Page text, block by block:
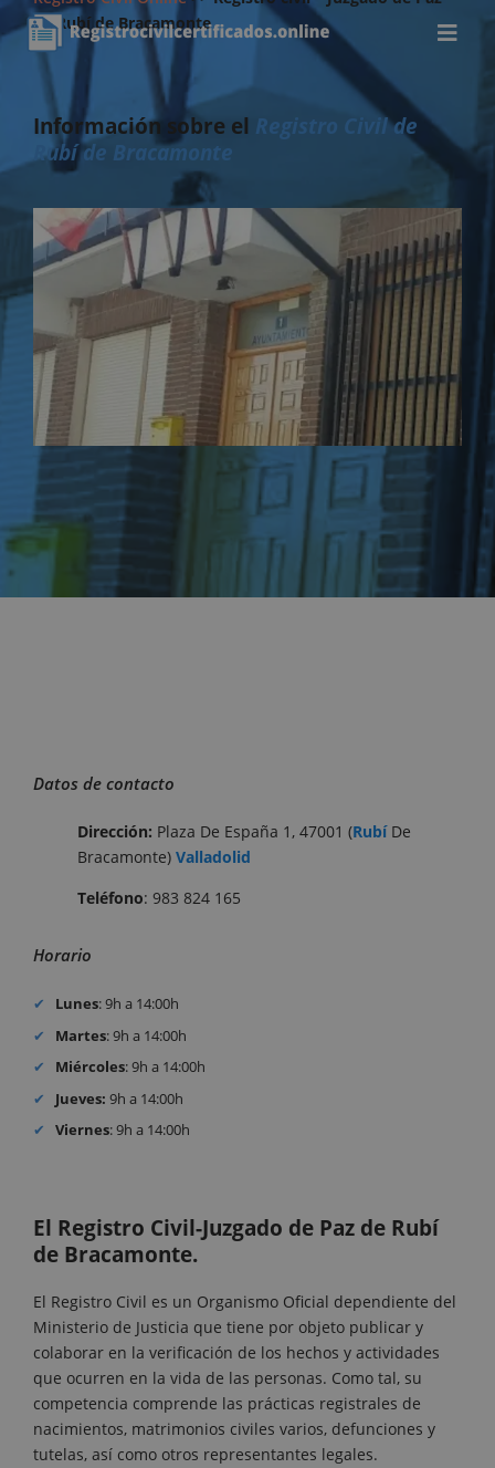
de Rubí de Bracamonte
Información sobre el Registro Civil de
Rubí de Bracamonte
Datos de contacto
Dirección: Plaza De España 1, 47001 (RubíDe
Bracamonte) Valladolid
Teléfono: 983 824 165
Horario
Lunes: 9h a 14:00h
Martes: 9h a 14:00h
Miércoles: 9h a 14:00h
Jueves: 9h a 14:00h
Viernes: 9h a 14:00h
El Registro Civil-Juzgado de Paz de Rubí
de Bracamonte.
El Registro Civil es un Organismo Oficial dependiente del
Ministerio de Justicia que tiene por objeto publicar y
colaborar en la verificación de los hechos y actividades
que ocurren en la vida de las personas. Como tal, su
competencia comprende las prácticas registrales de
nacimientos, matrimonios civiles varios, defunciones y
tutelas, así como otros representantes legales.